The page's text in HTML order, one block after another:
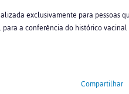
exclusivamente para pessoas
a conferência do histórico vacinal
Compartilhar